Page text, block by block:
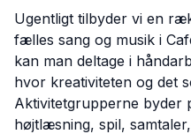
Ugentligt tilbyder vi en
fælles sang og musik i
kan man deltage i
hvor kreativiteten og det
Aktivitetgrupperne byder
højtlæsning, spil,